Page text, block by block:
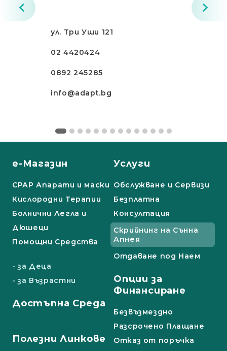
ул. Три Уши 121
02 4420424
0892 245285
info@adapt.bg
е-Магазин
СРАР Апарати и маски
Кислородни Терапии
Болнични Легла и
Дюшеци
Помощни Средства
- за Деца
- за Възрастни
Достъпна Среда
Услуги
Обслужване и Сервизи
Безплатна
Консултация
Скрийнинг на Сънна
Апнея
Отдаване под Наем
Опции за
Финансиране
Безвъзмездно
Разсрочено Плащане
Полезни Линкове Отказ от поръчка